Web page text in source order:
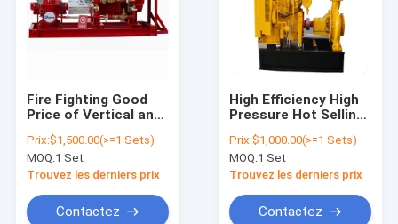
Fire Fighting Good
Price of Vertical and
Fighting Pump with
UL and FM Listed
Prix:$1,500.00(>=1 Sets)
MOQ:1 Set
Trouvez les derniers prix
Contactez
High Efficiency High
Pressure Hot Selling
Pumping
Prix:$1,000.00(>=1 Sets)
MOQ:1 Set
Trouvez les derniers prix
Contactez